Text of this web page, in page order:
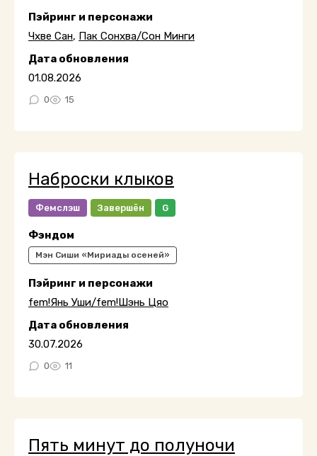
Пэйринг и персонажи
Чхве Сан, Пак Сонхва/Сон Минги
Дата обновления
01.08.2026
0 15
Наброски клыков
Фемслэш Завершён G
Фэндом
Мэн Сиши «Мириады осеней»
Пэйринг и персонажи
fem!Янь Уши/fem!Шэнь Цяо
Дата обновления
30.07.2026
0 11
Пять минут до полуночи